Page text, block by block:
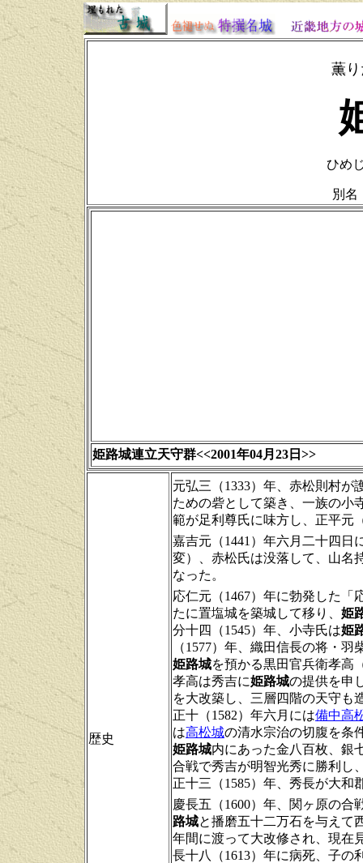
薫
ひめ
別名
姫路城連立天守群<<2001年04月23日>>
歴史
元弘三（1333）年、赤松則村
ための砦として築き、一族の小
範が足利尊氏に味方し、正平元
嘉吉元（1441）年六月二十四日
変）、赤松氏は没落して、山名
なった。
応仁元（1467）年に勃発した「
たに置塩城を築城して移り、 姫
分十四（1545）年、小寺氏は姫
（1577）年、織田信長の将・
姫路城を預かる黒田官兵衛孝高
孝高は秀吉に姫路城の提供を申
を大改築し、三層四階の天守も
正十（1582）年六月には備中高
は高松城の清水宗治の切腹を条
姫路城内にあった金八百枚、銀
合戦で秀吉が明智光秀に勝利し
正十三（1585）年、秀長が大和
慶長五（1600）年、関ヶ原の
路城と播磨五十二万石を与えて
年間に渡って大改修され、現在
長十八（1613）年に病死、子の